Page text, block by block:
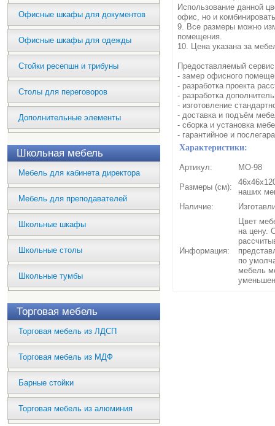
Офисные шкафы для документов
Офисные шкафы для одежды
Стойки ресепшн и трибуны
Столы для переговоров
Дополнительные элементы
Школьная мебель
Мебель для кабинета директора
Мебель для преподавателей
Школьные шкафы
Школьные столы
Школьные тумбы
Торговая мебель
Торговая мебель из ЛДСП
Торговая мебель из МДФ
Барные стойки
Торговая мебель из алюминия
Использование данной
офис, но и
9. Все размеры можно
помещения.
10. Цена указана за
Предоставляемый
- замер офисного
- разработка проекта
- разработка
- изготовление
- доставка и подъём
- сборка и установка
- гарантийное и
Характеристики:
Артикул: МО-98
Размеры (см):
наших
Наличие:
Информация:
Цвет
на цену.
по
мебель